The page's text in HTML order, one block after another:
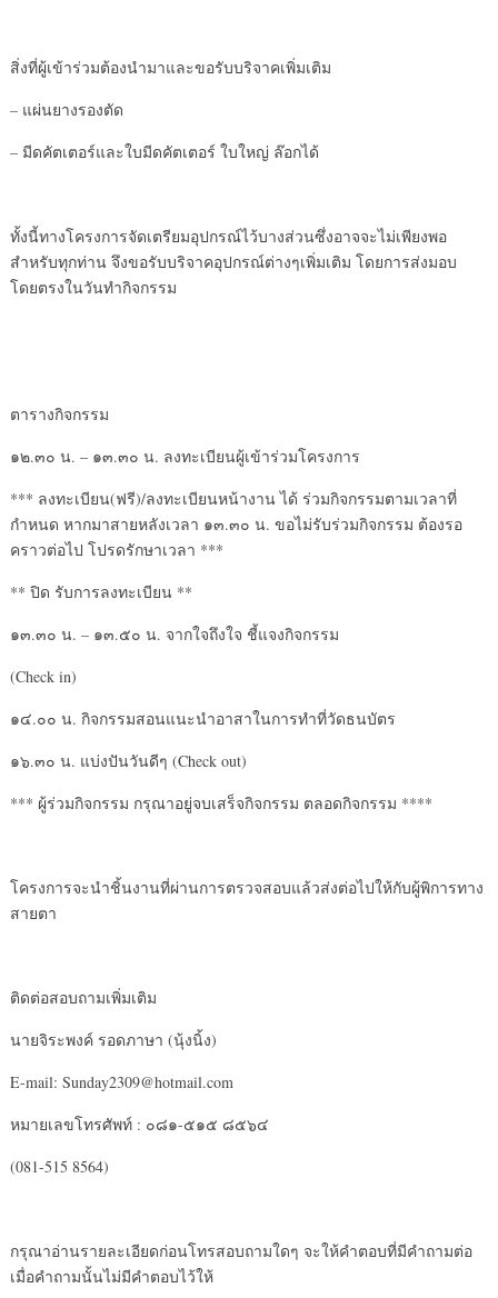
สิ่งที่ผู้เข้าร่วมต้องนำมาและขอรับบริจาคเพิ่มเติม
– แผ่นยางรองตัด
– มีดคัตเตอร์และใบมีดคัตเตอร์ ใบใหญ่ ล๊อกได้
ทั้งนี้ทางโครงการจัดเตรียมอุปกรณ์ไว้บางส่วนซึ่งอาจจะไม่เพียงพอ
สำหรับทุกท่าน จึงขอรับบริจาคอุปกรณ์ต่างๆเพิ่มเติม โดยการส่งมอบ
โดยตรงในวันทำกิจกรรม
ตารางกิจกรรม
๑๒.๓๐ น. – ๑๓.๓๐ น. ลงทะเบียนผู้เข้าร่วมโครงการ
*** ลงทะเบียน(ฟรี)/ลงทะเบียนหน้างาน ได้ ร่วมกิจกรรมตามเวลาที่
กำหนด หากมาสายหลังเวลา ๑๓.๓๐ น. ขอไม่รับร่วมกิจกรรม ต้องรอ
คราวต่อไป โปรดรักษาเวลา ***
** ปิด รับการลงทะเบียน **
๑๓.๓๐ น. – ๑๓.๕๐ น. จากใจถึงใจ ชี้แจงกิจกรรม
(Check in)
๑๔.๐๐ น. กิจกรรมสอนแนะนำอาสาในการทำที่วัดธนบัตร
๑๖.๓๐ น. แบ่งปันวันดีๆ (Check out)
*** ผู้ร่วมกิจกรรม กรุณาอยู่จบเสร็จกิจกรรม ตลอดกิจกรรม ****
โครงการจะนำชิ้นงานที่ผ่านการตรวจสอบแล้วส่งต่อไปให้กับผู้พิการทาง
สายตา
ติดต่อสอบถามเพิ่มเติม
นายจิระพงค์ รอดภาษา (นุ้งนิ้ง)
E-mail: Sunday2309@hotmail.com
หมายเลขโทรศัพท์ : ๐๘๑-๕๑๕ ๘๕๖๔
(081-515 8564)
กรุณาอ่านรายละเอียดก่อนโทรสอบถามใดๆ จะให้คำตอบที่มีคำถามต่อ
เมื่อคำถามนั้นไม่มีคำตอบไว้ให้